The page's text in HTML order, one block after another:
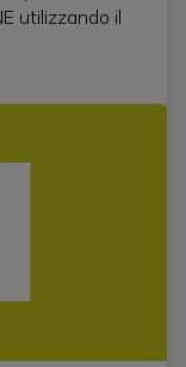
utilizzando il